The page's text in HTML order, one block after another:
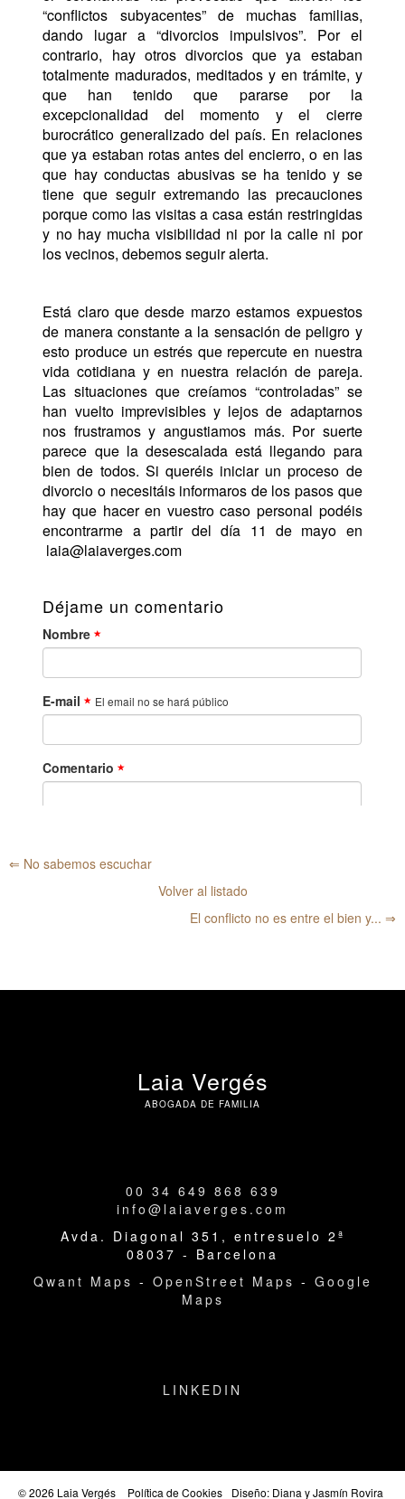
“conflictos subyacentes” de muchas familias,
dando lugar a “divorcios impulsivos”. Por el
contrario, hay otros divorcios que ya estaban
totalmente madurados, meditados y en trámite, y
que han tenido que pararse por la
excepcionalidad del momento y el cierre
burocrático generalizado del país. En relaciones
que ya estaban rotas antes del encierro, o en las
que hay conductas abusivas se ha tenido y se
tiene que seguir extremando las precauciones
porque como las visitas a casa están restringidas
y no hay mucha visibilidad ni por la calle ni por
los vecinos, debemos seguir alerta.
Está claro que desde marzo estamos expuestos
de manera constante a la sensación de peligro y
esto produce un estrés que repercute en nuestra
vida cotidiana y en nuestra relación de pareja.
Las situaciones que creíamos “controladas” se
han vuelto imprevisibles y lejos de adaptarnos
nos frustramos y angustiamos más. Por suerte
parece que la desescalada está llegando para
bien de todos. Si queréis iniciar un proceso de
divorcio o necesitáis informaros de los pasos que
hay que hacer en vuestro caso personal podéis
encontrarme a partir del día 11 de mayo en
laia@laiaverges.com
Déjame un comentario
⇐ No sabemos escuchar
Volver al listado
El conflicto no es entre el bien y... ⇒
Laia Vergés
ABOGADA DE FAMILIA
00 34 649 868 639
info@laiaverges.com
Avda. Diagonal 351, entresuelo 2ª
08037 - Barcelona
Qwant Maps - OpenStreet Maps - Google
Maps
LINKEDIN
© 2026 Laia Vergés Política de Cookies Diseño: Diana y Jasmín Rovira